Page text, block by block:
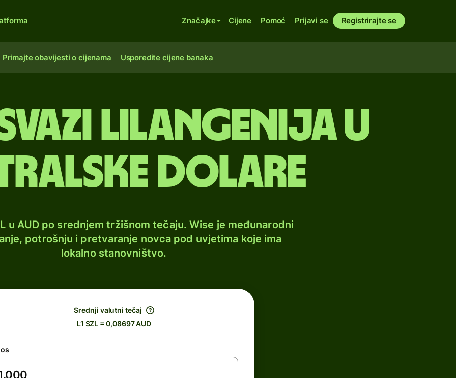
Značajke Cijene Pomoć Prijavi se Registrirajte se
Primajte obavijesti o cijenama Usporedite cijene banaka
lilangenija u
dolare
u AUD po srednjem tržišnom tečaju. Wise je međunarodni
potrošnju i pretvaranje novca pod uvjetima koje ima
lokalno stanovništvo.
Srednji valutni tečaj
L1 SZL = 0,08697 AUD